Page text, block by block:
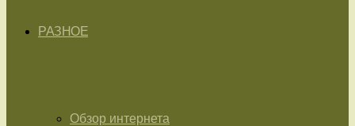
РАЗНОЕ
Обзор интернета